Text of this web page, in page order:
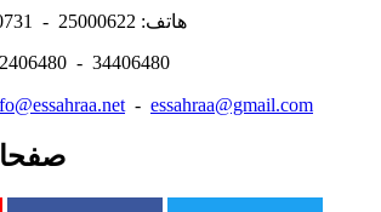
هاتف: 25000622 - 45250731 - 45255931
- 34406480
- essahraa@gmail.com